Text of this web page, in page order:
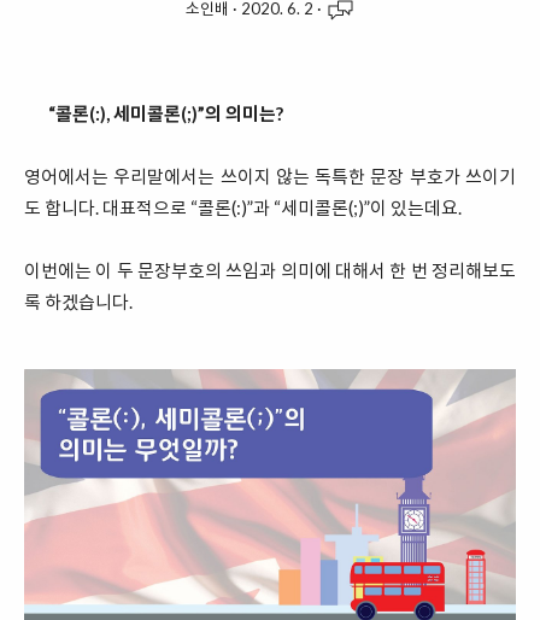
소인배 · 2020. 6. 2 ·
“콜론(:), 세미콜론(;)”의 의미는?
영어에서는 우리말에서는 쓰이지 않는 독특한 문장 부호가 쓰이기
도 합니다. 대표적으로 “콜론(:)”과 “세미콜론(;)”이 있는데요.
이번에는 이 두 문장부호의 쓰임과 의미에 대해서 한 번 정리해보도
록 하겠습니다.